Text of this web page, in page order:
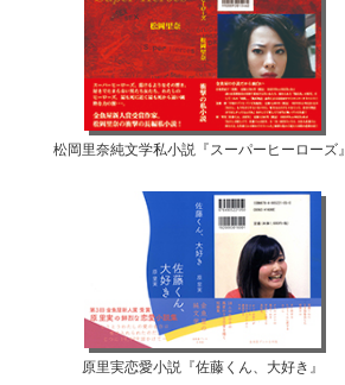
松岡里奈純文学私小説『スーパーヒーローズ』
原里実恋愛小説『佐藤くん、大好き』